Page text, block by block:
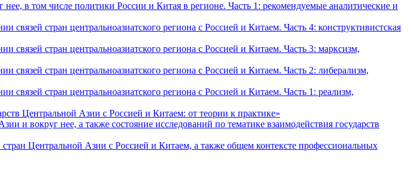
в том числе политики России и Китая в регионе. Часть 1: рекомендуемые аналитические и
стран центральноазиатского региона с Россией и Китаем. Часть 4: конструктивистская
стран центральноазиатского региона с Россией и Китаем. Часть 3: марксизм,
стран центральноазиатского региона с Россией и Китаем. Часть 2: либерализм,
стран центральноазиатского региона с Россией и Китаем. Часть 1: реализм,
Центральной Азии с Россией и Китаем: от теории к практике»
вокруг нее, а также состояние исследований по тематике взаимодействия государств
Центральной Азии с Россией и Китаем, а также общем контексте профессиональных